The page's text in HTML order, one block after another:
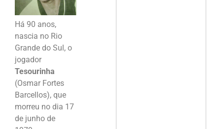
Há 90 anos,
nascia no Rio
Grande do Sul, o
jogador
Tesourinha
(Osmar Fortes
Barcellos), que
morreu no dia 17
de junho de